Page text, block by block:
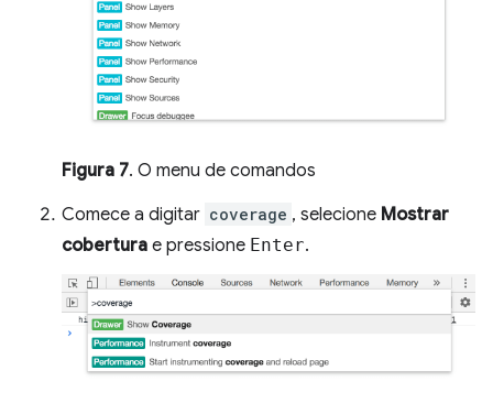
Figura 7. O menu de comandos
Comece a digitar coverage , selecione Mostrar
cobertura e pressione Enter.